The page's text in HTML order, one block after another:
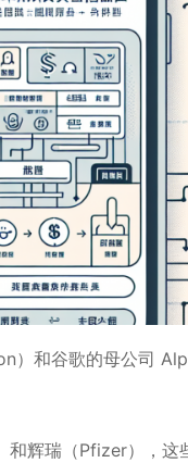
）和谷歌的母公司
辉瑞（Pfizer），这